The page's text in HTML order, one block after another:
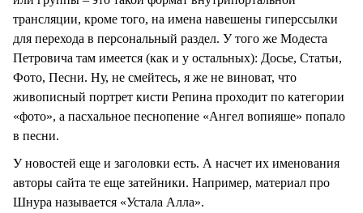
трансляции, кроме того, на имена навешены гиперссылки
для перехода в персональный раздел. У того же Модеста
Петровича там имеется (как и у остальных): Досье, Статьи,
Фото, Песни. Ну, не смейтесь, я же не виноват, что
живописный портрет кисти Репина проходит по категории
«фото», а пасхальное песнопение «Ангел вопияше» попало
в песни.
У новостей еще и заголовки есть. А насчет их именования
авторы сайта те еще затейники. Например, материал про
Шнура называется «Устала Алла».